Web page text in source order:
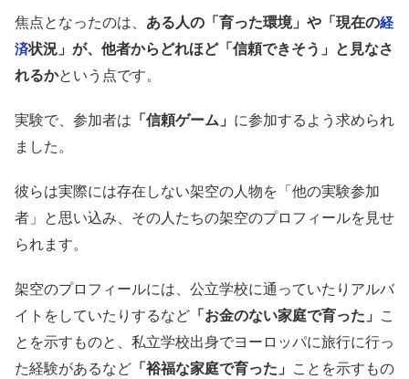
焦点となったのは、 ある人の「育った環境」や「現在の経
済状況」が、他者からどれほど「信頼できそう」と見なさ
れるかという点です。
実験で、参加者は 「信頼ゲーム」 に参加するよう求められ
ました。
彼らは実際には存在しない架空の人物を「他の実験参加
者」と思い込み、その人たちの架空のプロフィールを見せ
られます。
架空のプロフィールには、公立学校に通っていたりアルバ
イトをしていたりするなど 「お金のない家庭で育った」 こ
とを示すものと、私立学校出身でヨーロッパに旅行に行っ
た経験があるなど 「裕福な家庭で育った」 ことを示すもの